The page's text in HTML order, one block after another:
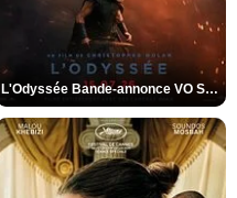
L'Odyssée Bande-annonce VO STFR